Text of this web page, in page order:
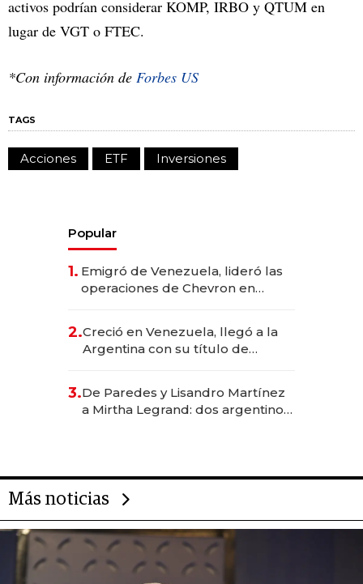
activos podrían considerar KOMP, IRBO y QTUM en
lugar de VGT o FTEC.
*Con información de Forbes US
TAGS
Acciones ETF Inversiones
Popular
1. Emigró de Venezuela, lideró las
operaciones de Chevron en
2.Creció en Venezuela, llegó a la
Argentina con su título de
las marcas "fast premium"
3.De Paredes y Lisandro Martínez
a Mirtha Legrand: dos argentinos
Más noticias